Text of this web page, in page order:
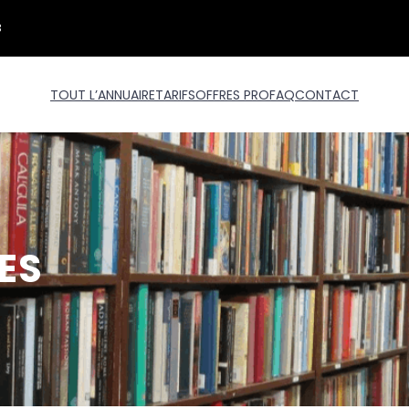
TOUT L’ANNUAIRETARIFSOFFRES PROFAQCONTACT